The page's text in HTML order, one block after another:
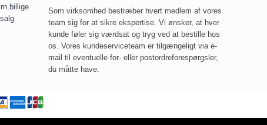
, billige
Som virksomhed bestræber hvert medlem af vores
team sig for at sikre ekspertise. Vi ønsker, at hver
kunde føler sig værdsat og tryg ved at bestille hos
os. Vores kundeserviceteam er tilgængeligt via e-
mail til eventuelle for- eller postordreforespørgsler,
du måtte have.